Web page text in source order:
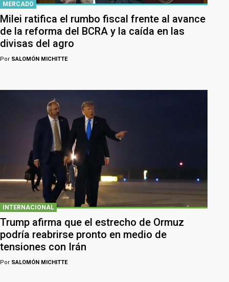
MERCADO
Milei ratifica el rumbo fiscal frente al avance
de la reforma del BCRA y la caída en las
divisas del agro
Por SALOMÓN MICHITTE
INTERNACIONAL
Trump afirma que el estrecho de Ormuz
podría reabrirse pronto en medio de
tensiones con Irán
Por SALOMÓN MICHITTE